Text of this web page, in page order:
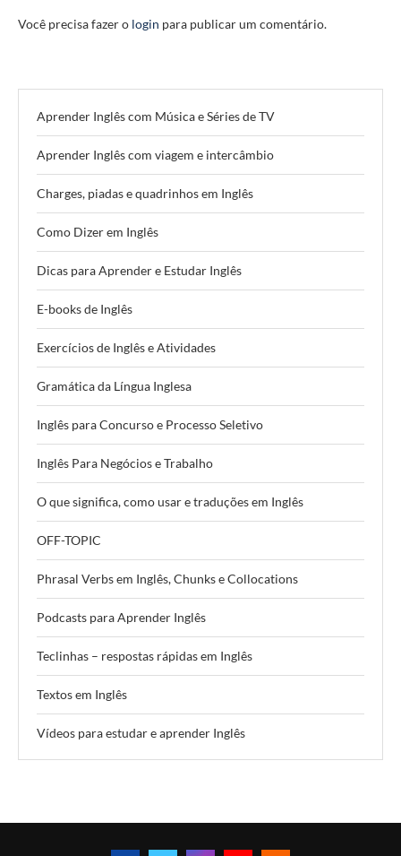
Você precisa fazer o login para publicar um comentário.
Aprender Inglês com Música e Séries de TV
Aprender Inglês com viagem e intercâmbio
Charges, piadas e quadrinhos em Inglês
Como Dizer em Inglês
Dicas para Aprender e Estudar Inglês
E-books de Inglês
Exercícios de Inglês e Atividades
Gramática da Língua Inglesa
Inglês para Concurso e Processo Seletivo
Inglês Para Negócios e Trabalho
O que significa, como usar e traduções em Inglês
OFF-TOPIC
Phrasal Verbs em Inglês, Chunks e Collocations
Podcasts para Aprender Inglês
Teclinhas – respostas rápidas em Inglês
Textos em Inglês
Vídeos para estudar e aprender Inglês